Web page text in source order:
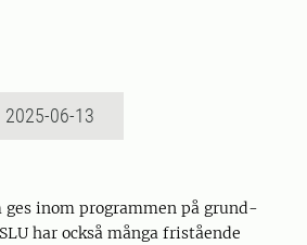
2025-06-13
ges inom programmen på grund-
har också många fristående